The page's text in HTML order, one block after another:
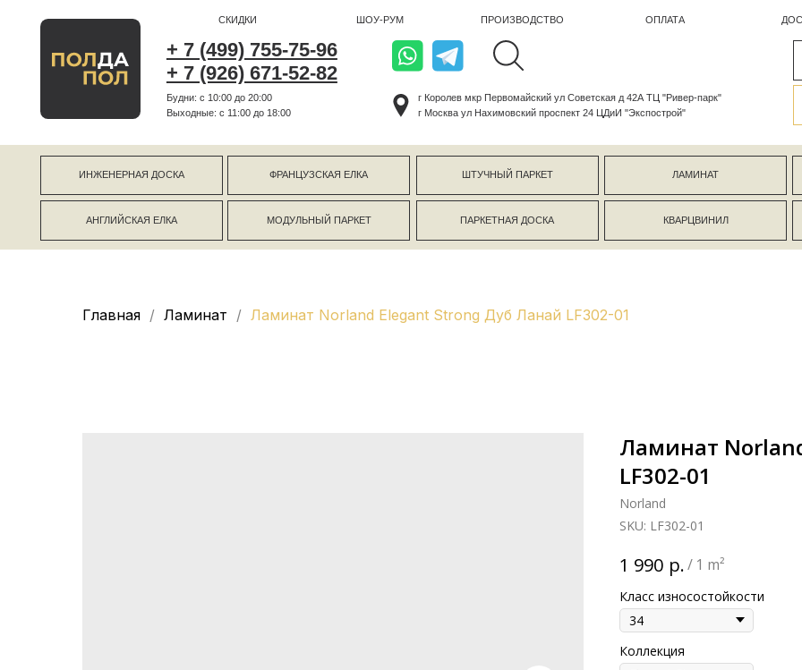
+ 7 (499) 755-75-96
+ 7 (926) 671-52-82
СКИДКИ ШОУ-РУМ ПРОИЗВОДСТВО
Будни: с 10:00 до 20:00
Выходные: c 11:00 до 18:00
г Москва ул Нахимовский проспект 24 ЦДиИ "Экспострой"
ИНЖЕНЕРНАЯ ДОСКА
АНГЛИЙСКАЯ ЕЛКА
ФРАНЦУЗСКАЯ ЕЛКА
ПАРКЕТНАЯ ДОСКА
МОДУЛЬНЫЙ ПАРКЕТ
ШТУЧНЫЙ ПАРКЕТ
КВАРЦВИНИЛ СТЕНОВЫЕ
ЛАМИНАТ
Главная Ламинат Ламинат Norland Elegant Strong Дуб Ланай LF302-01
Ламинат
LF302-01
Norland
SKU: LF302-01
1 990 р./ 1 m²
Класс износостойкости
Коллекция